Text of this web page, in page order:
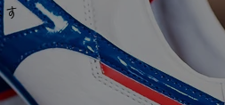
す